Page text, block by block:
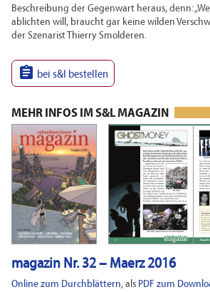
Beschreibung der Gegenwart heraus, denn:
ablichten will, braucht gar keine wilden
der Szenarist Thierry Smolderen.
 bei s&l bestellen
MEHR INFOS IM S&L MAGAZIN
magazin Nr. 32 – Maerz 2016
Online zum Durchblättern, als PDF zum